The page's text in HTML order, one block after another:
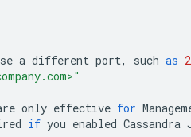
a different port, such as
only effective for
if you enabled Cassandra